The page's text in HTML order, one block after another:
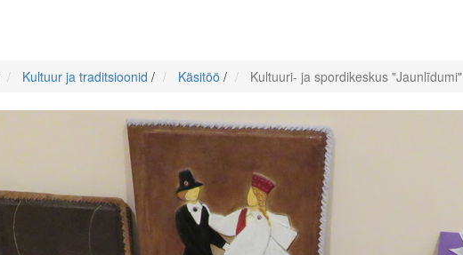
Kultuur ja traditsioonid / Käsitöö / Kultuuri- ja spordikeskus "Jaunlīdumi"